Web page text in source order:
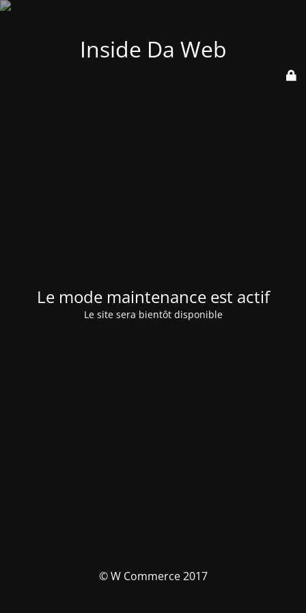
Inside Da Web
Le mode maintenance est actif
Le site sera bientôt disponible
© W Commerce 2017